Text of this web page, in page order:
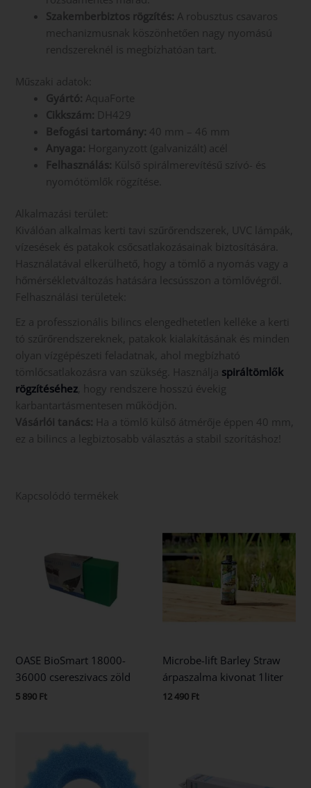
Szakemberbiztos rögzítés: A robusztus csavaros
mechanizmusnak köszönhetően nagy nyomású
rendszereknél is megbízhatóan tart.
Műszaki adatok:
Gyártó: AquaForte
Cikkszám: DH429
Befogási tartomány: 40 mm – 46 mm
Anyaga: Horganyzott (galvanizált) acél
Felhasználás: Külső spirálmerevítésű szívó- és
nyomótömlők rögzítése.
Alkalmazási terület:
Kiválóan alkalmas kerti tavi szűrőrendszerek, UVC lámpák,
vízesések és patakok csőcsatlakozásainak biztosítására.
Használatával elkerülhető, hogy a tömlő a nyomás vagy a
hőmérsékletváltozás hatására lecsússzon a tömlővégről.
Felhasználási területek:
Ez a professzionális bilincs elengedhetetlen kelléke a kerti
tó szűrőrendszereknek, patakok kialakításának és minden
olyan vízgépészeti feladatnak, ahol megbízható
tömlőcsatlakozásra van szükség. Használja spiráltömlők
rögzítéséhez , hogy rendszere hosszú évekig
karbantartásmentesen működjön.
Vásárlói tanács: Ha a tömlő külső átmérője éppen 40 mm,
ez a bilincs a legbiztosabb választás a stabil szorításhoz!
Kapcsolódó termékek
OASE BioSmart 18000-
36000 csereszivacs zöld
5 890 Ft
Microbe-lift Barley Straw
árpaszalma kivonat 1liter
12 490 Ft